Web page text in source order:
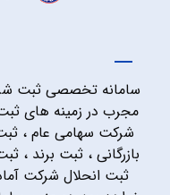
سامانه تخصصی ثبت
مجرب در زمینه های
شرکت سهامی عام ،
بازرگانی ، ثبت برند ،
ثبت انحلال شرکت